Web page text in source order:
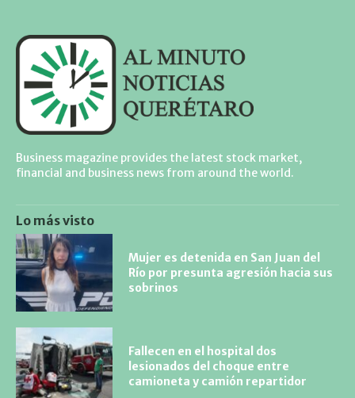
Business magazine provides the latest stock market,
financial and business news from around the world.
Lo más visto
Mujer es detenida en San Juan del
Río por presunta agresión hacia sus
sobrinos
Fallecen en el hospital dos
lesionados del choque entre
camioneta y camión repartidor